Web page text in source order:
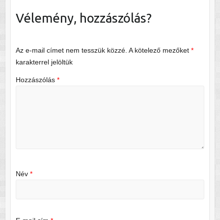
Vélemény, hozzászólás?
Az e-mail címet nem tesszük közzé. A kötelező mezőket *
karakterrel jelöltük
Hozzászólás *
Név *